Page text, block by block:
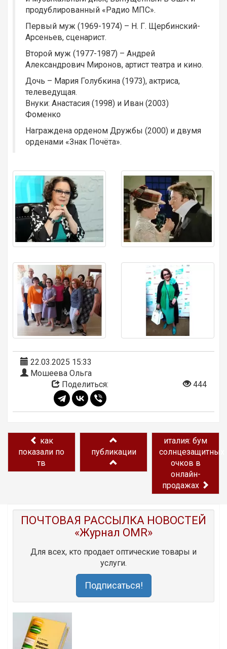
продублированный «Радио МПС».
Первый муж (1969-1974) – Н. Г. Щербинский-
Арсеньев, сценарист.
Второй муж (1977-1987) – Андрей
Александрович Миронов, артист театра и кино.
Дочь – Мария Голубкина (1973), актриса,
телеведущая.
Внуки: Анастасия (1998) и Иван (2003)
Фоменко
Награждена орденом Дружбы (2000) и двумя
орденами «Знак Почёта».
22.03.2025 15:33
Мошеева Ольга
Поделиться:
444
как
показали по
тв
публикации
италия: бум
солнцезащитных
очков в
онлайн-
продажах
ПОЧТОВАЯ РАССЫЛКА НОВОСТЕЙ
«Журнал OMR»
Для всех, кто продает оптические товары и
услуги.
Подписаться!